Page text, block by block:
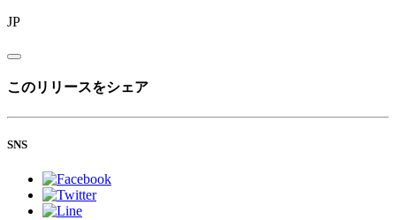
JP
このリリースをシェア
SNS